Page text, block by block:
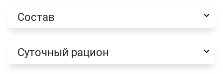
Состав
Суточный рацион